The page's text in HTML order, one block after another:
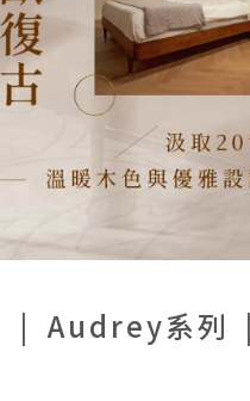
Audrey系列